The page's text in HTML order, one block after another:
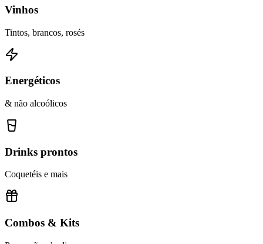
Vinhos
Tintos, brancos, rosés
Energéticos
& não alcoólicos
Drinks prontos
Coquetéis e mais
Combos & Kits